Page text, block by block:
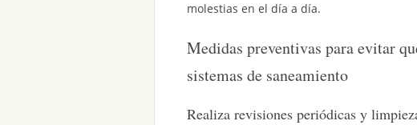
molestias en el día a día.
Medidas preventivas para evitar
sistemas de saneamiento
Realiza revisiones periódicas y